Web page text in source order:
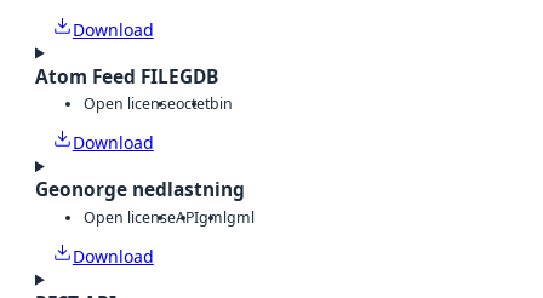
Download
Atom Feed FILEGDB
Open licenseoctetbin
Download
Geonorge nedlastning
Open licenseAPIgmlgml
Download